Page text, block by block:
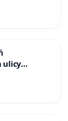
ulicy